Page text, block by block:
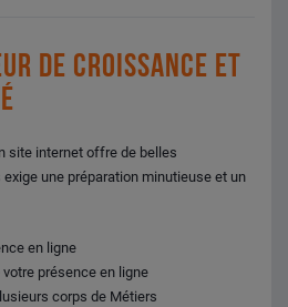
DE CROISSANCE ET
site internet offre de belles
une préparation minutieuse et un
en ligne
présence en ligne
corps de Métiers